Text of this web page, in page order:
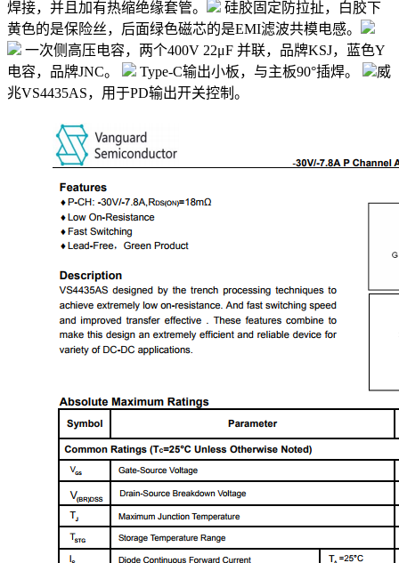
焊接，并且加有热缩绝缘套管。
硅胶固定防拉扯，白胶下
黄色的是保险丝，后面绿色磁芯的是EMI滤波共模电感。
一次侧高压电容，两个400V 22μF 并联，品牌KSJ，蓝色Y
电容，品牌JNC。
Type-C输出小板，与主板90°插焊。
威
兆VS4435AS，用于PD输出开关控制。